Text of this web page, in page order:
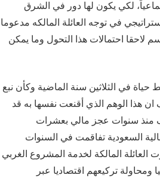
لكي يكون لها دور في الشرق
في توجه العائلة المالكه مدعوما
لاحقا احتمالات هذا التحول وما يمكن
في الثلاثين سنة الماضية وكأن نبع
هذا الوهم الذي أقنعت نفسها به قد
منذ سنوات عجز مالي بعشرات
السعودية تفاقمت في السنوات
العائلة المالكة لخدمة المشروع الغربي
تركيعهم اقتصاديا عبر